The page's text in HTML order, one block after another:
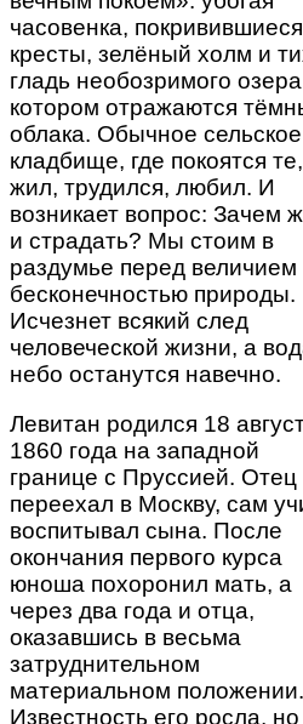
часовенка, покривившиеся
кресты, зелёный холм и
гладь необозримого
котором отражаются
облака. Обычное сельское
кладбище, где покоятся
жил, трудился, любил. И
возникает вопрос: Зачем
и страдать? Мы стоим в
раздумье перед величием
бесконечностью природы.
Исчезнет всякий след
человеческой жизни, а
небо останутся навечно.
Левитан родился 18
1860 года на западной
границе с Пруссией. Отец
переехал в Москву, сам
воспитывал сына. После
окончания первого курса
юноша похоронил мать, а
через два года и отца,
оказавшись в весьма
затруднительном
материальном положении.
Известность его росла, но